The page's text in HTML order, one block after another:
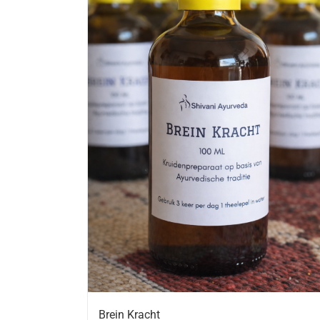
Brein Kracht